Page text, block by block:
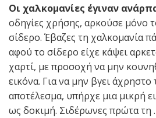
Οι χαλκομανίες έγιναν
οδηγίες χρήσης, αρκούσε μόνο
σίδερο. Έβαζες τη χαλκομανία
αφού το σίδερο είχε κάψει
χαρτί, με προσοχή να μην
εικόνα. Για να μην βγει άχρηστο
αποτέλεσμα, υπήρχε μια μικρή
ως δοκιμή. Σιδέρωνες πρώτα τη